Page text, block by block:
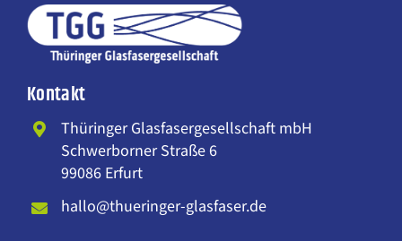
Kontakt
Thüringer Glasfasergesellschaft mbH
Schwerborner Straße 6
99086 Erfurt
hallo@thueringer-glasfaser.de